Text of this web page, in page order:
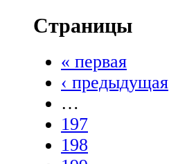
Страницы
« первая
‹ предыдущая
…
197
198